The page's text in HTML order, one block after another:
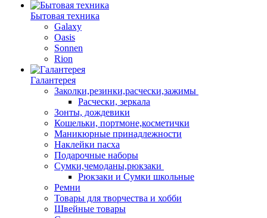
Бытовая техника
Galaxy
Oasis
Sonnen
Rion
Галантерея
Заколки,резинки,расчески,зажимы
Расчески, зеркала
Зонты, дождевики
Кошельки, портмоне,косметички
Маникюрные принадлежности
Наклейки пасха
Подарочные наборы
Сумки,чемоданы,рюкзаки
Рюкзаки и Сумки школьные
Ремни
Товары для творчества и хобби
Швейные товары